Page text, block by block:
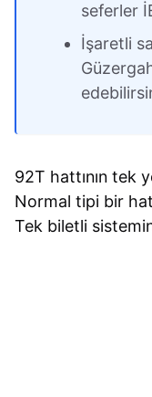
seferler
İşaretli
92T hattının tek
Normal tipi bir
Tek biletli